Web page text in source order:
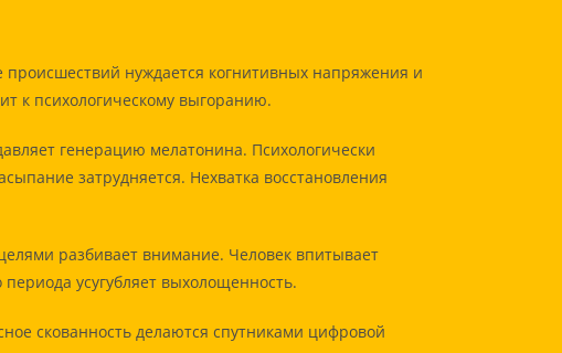
нуждается когнитивных напряжения и
к психологическому выгоранию.
генерацию мелатонина. Психологически
затрудняется. Нехватка восстановления
разбивает внимание. Человек впитывает
усугубляет выхолощенность.
скованность делаются спутниками цифровой